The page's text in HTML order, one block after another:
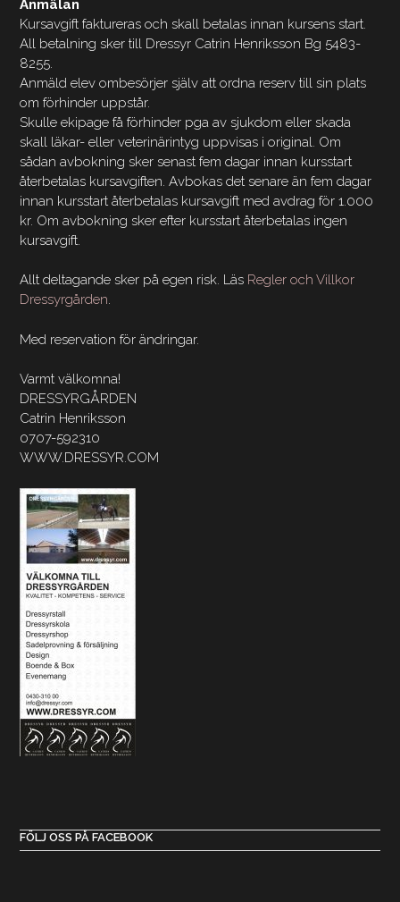
Anmälan
Kursavgift faktureras och skall betalas innan kursens start.
All betalning sker till Dressyr Catrin Henriksson Bg 5483-
8255.
Anmäld elev ombesörjer själv att ordna reserv till sin plats
om förhinder uppstår.
Skulle ekipage få förhinder pga av sjukdom eller skada
skall läkar- eller veterinärintyg uppvisas i original. Om
sådan avbokning sker senast fem dagar innan kursstart
återbetalas kursavgiften. Avbokas det senare än fem dagar
innan kursstart återbetalas kursavgift med avdrag för 1.000
kr. Om avbokning sker efter kursstart återbetalas ingen
kursavgift.
Allt deltagande sker på egen risk. Läs Regler och Villkor
Dressyrgården.
Med reservation för ändringar.
Varmt välkomna!
DRESSYRGÅRDEN
Catrin Henriksson
0707-592310
WWW.DRESSYR.COM
FÖLJ OSS PÅ FACEBOOK